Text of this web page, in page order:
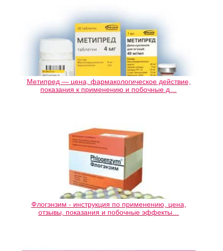
Метипред — цена, фармакологическое действие,
показания к применению и побочные д…
Флогэнзим - инструкция по применению, цена,
отзывы, показания и побочные эффекты…